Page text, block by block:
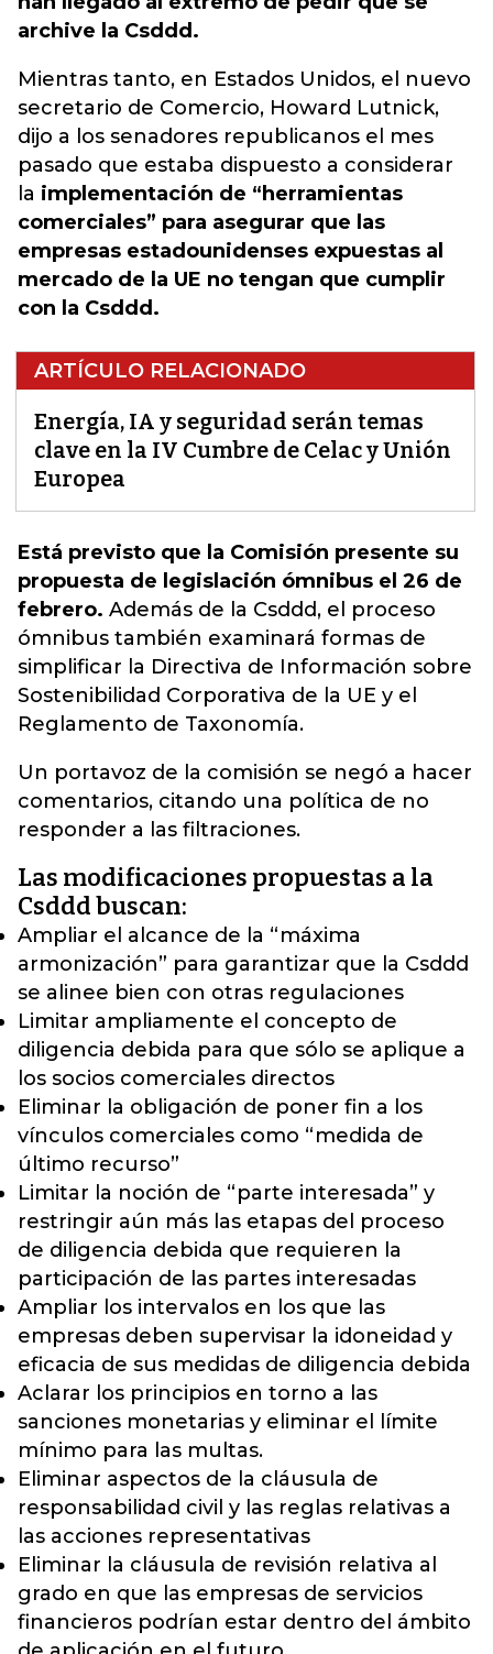
archive la Csddd.
Mientras tanto, en Estados Unidos, el nuevo
secretario de Comercio, Howard Lutnick,
dijo a los senadores republicanos el mes
pasado que estaba dispuesto a considerar
la implementación de “herramientas
comerciales” para asegurar que las
empresas estadounidenses expuestas al
mercado de la UE no tengan que cumplir
con la Csddd.
ARTÍCULO RELACIONADO
Energía, IA y seguridad serán temas
clave en la IV Cumbre de Celac y Unión
Europea
Está previsto que la Comisión presente su
propuesta de legislación ómnibus el 26 de
febrero. Además de la Csddd, el proceso
ómnibus también examinará formas de
simplificar la Directiva de Información sobre
Sostenibilidad Corporativa de la UE y el
Reglamento de Taxonomía.
Un portavoz de la comisión se negó a hacer
comentarios, citando una política de no
responder a las filtraciones.
Las modificaciones propuestas a la
Csddd buscan:
Ampliar el alcance de la “máxima
armonización” para garantizar que la Csddd
se alinee bien con otras regulaciones
Limitar ampliamente el concepto de
diligencia debida para que sólo se aplique a
los socios comerciales directos
Eliminar la obligación de poner fin a los
vínculos comerciales como “medida de
último recurso”
Limitar la noción de “parte interesada” y
restringir aún más las etapas del proceso
de diligencia debida que requieren la
participación de las partes interesadas
Ampliar los intervalos en los que las
empresas deben supervisar la idoneidad y
eficacia de sus medidas de diligencia debida
Aclarar los principios en torno a las
sanciones monetarias y eliminar el límite
mínimo para las multas.
Eliminar aspectos de la cláusula de
responsabilidad civil y las reglas relativas a
las acciones representativas
Eliminar la cláusula de revisión relativa al
grado en que las empresas de servicios
financieros podrían estar dentro del ámbito